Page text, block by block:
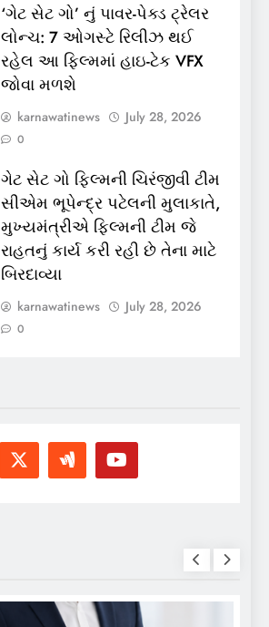
‘ગેટ સેટ ગો’ નું પાવર-પેક્ડ ટ્રેલર
લોન્ચ: 7 ઓગસ્ટે રિલીઝ થઈ
રહેલ આ ફિલ્મમાં હાઇ-ટેક VFX
જોવા મળશે
karnawatinews July 28, 2026
0
ગેટ સેટ ગો ફિલ્મની ચિરંજીવી ટીમ
સીએમ ભૂપેન્દ્ર પટેલની મુલાકાતે,
મુખ્યમંત્રીએ ફિલ્મની ટીમ જે
રાહતનું કાર્ય કરી રહી છે તેના માટે
બિરદાવ્યા
karnawatinews July 28, 2026
0